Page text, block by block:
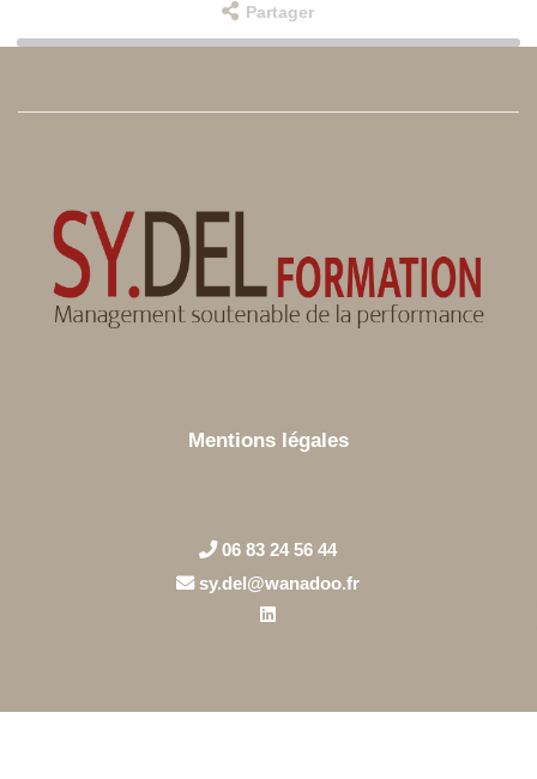
Partager
Mentions légales
06 83 24 56 44
sy.del@wanadoo.fr